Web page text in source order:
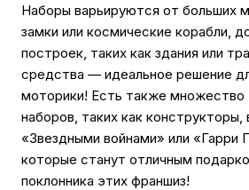
Наборы варьируются от больших
замки или космические корабли,
построек, таких как здания или
средства — идеальное решение
моторики! Есть также множество
наборов, таких как конструкторы,
«Звездными войнами» или «Гарри
которые станут отличным
поклонника этих франшиз!